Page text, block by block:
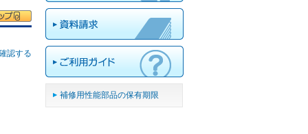
認する
補修用性能部品の保有期限